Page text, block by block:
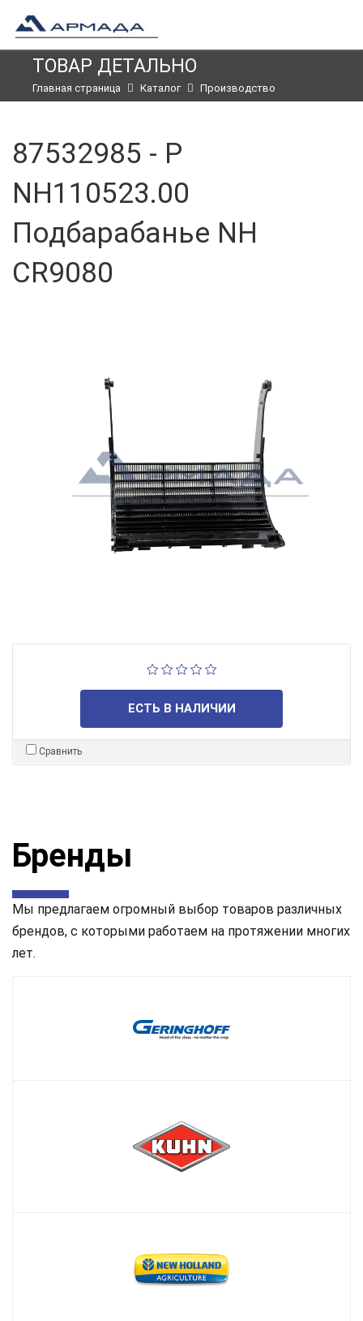
ТОВАР ДЕТАЛЬНО
Главная страница Каталог Производство
87532985 - P
NH110523.00
Подбарабанье NH
CR9080
ЕСТЬ В НАЛИЧИИ
Сравнить
Бренды
Мы предлагаем огромный выбор товаров различных
брендов, с которыми работаем на протяжении многих
лет.